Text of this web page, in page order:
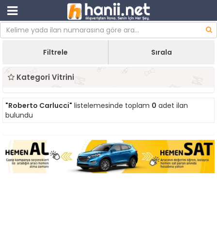
Filtrele Sırala
Kategori Vitrini
"Roberto Carlucci" listelemesinde toplam 0 adet ilan
bulundu